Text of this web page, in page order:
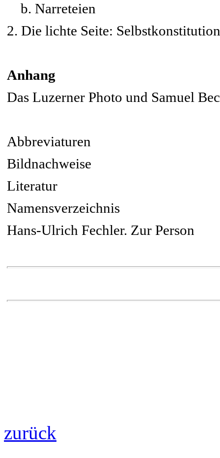
b. Narreteien
2. Die lichte Seite: Selbstkonstitution
Anhang
Das Luzerner Photo und Samuel
Abbreviaturen
Bildnachweise
Literatur
Namensverzeichnis
Hans-Ulrich Fechler. Zur Person
zurück